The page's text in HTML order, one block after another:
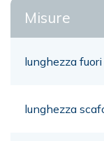
Misure
lunghezza
lunghezza